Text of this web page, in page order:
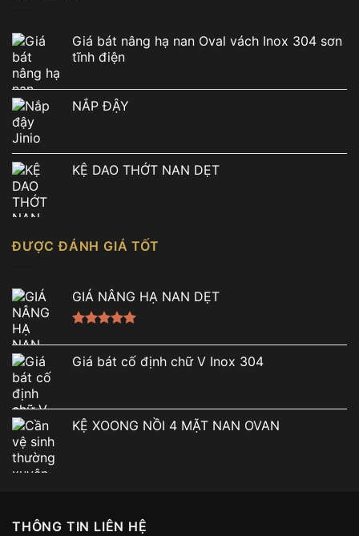
Giá bát nâng hạ nan Oval vách Inox 304 sơn
tĩnh điện
NẮP ĐẬY
KỆ DAO THỚT NAN DẸT
ĐƯỢC ĐÁNH GIÁ TỐT
GIÁ NÂNG HẠ NAN DẸT
hạng5.00
5 sao
Giá bát cố định chữ V Inox 304
KỆ XOONG NỒI 4 MẶT NAN OVAN
THÔNG TIN LIÊN HỆ